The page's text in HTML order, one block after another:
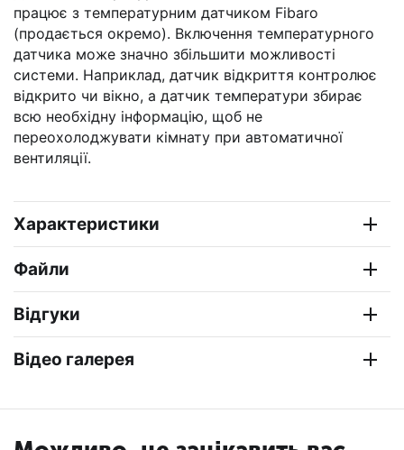
працює з температурним датчиком Fibaro
(продається окремо). Включення температурного
датчика може значно збільшити можливості
системи. Наприклад, датчик відкриття контролює
відкрито чи вікно, а датчик температури збирає
всю необхідну інформацію, щоб не
переохолоджувати кімнату при автоматичної
вентиляції.
Характеристики
Файли
Відгуки
Відео галерея